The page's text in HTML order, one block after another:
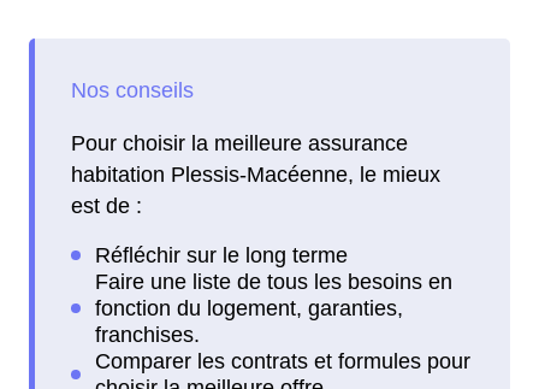
Pour choisir la meilleure assurance
habitation Plessis-Macéenne, le mieux
est de :